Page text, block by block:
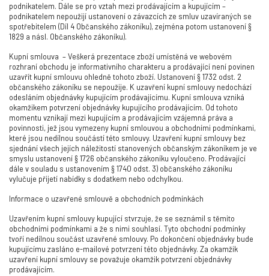
podnikatelem. Dále se pro vztah mezi prodávajícím a kupujícím –
podnikatelem nepoužijí ustanovení o závazcích ze smluv uzavíraných se
spotřebitelem (Díl 4 Občanského zákoníku), zejména potom ustanovení §
1829 a násl. Občanského zákoníku).
Kupní smlouva – Veškerá prezentace zboží umístěná ve webovém
rozhraní obchodu je informativního charakteru a prodávající není povinen
uzavřít kupní smlouvu ohledně tohoto zboží. Ustanovení § 1732 odst. 2
občanského zákoníku se nepoužije. K uzavření kupní smlouvy nedochází
odesláním objednávky kupujícím prodávajícímu. Kupní smlouva vzniká
okamžikem potvrzení objednávky kupujícího prodávajícím. Od tohoto
momentu vznikají mezi kupujícím a prodávajícím vzájemná práva a
povinnosti, jež jsou vymezeny kupní smlouvou a obchodními podmínkami,
které jsou nedílnou součástí této smlouvy. Uzavření kupní smlouvy bez
sjednání všech jejích náležitostí stanovených občanským zákoníkem je ve
smyslu ustanovení § 1726 občanského zákoníku vyloučeno. Prodávající
dále v souladu s ustanovením § 1740 odst. 3) občanského zákoníku
vylučuje přijetí nabídky s dodatkem nebo odchylkou.
Informace o uzavřené smlouvě a obchodních podmínkách
Uzavřením kupní smlouvy kupující stvrzuje, že se seznámil s těmito
obchodními podmínkami a že s nimi souhlasí. Tyto obchodní podmínky
tvoří nedílnou součást uzavřené smlouvy. Po dokončení objednávky bude
kupujícímu zasláno e-mailové potvrzení této objednávky. Za okamžik
uzavření kupní smlouvy se považuje okamžik potvrzení objednávky
prodávajícím.